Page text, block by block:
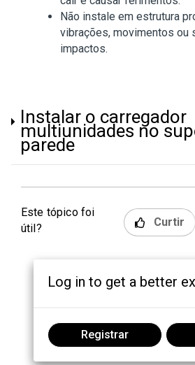
Não instale em estrutura
vibrações, movimentos ou
impactos.
Instalar o carregador
multiunidades no
parede
Este tópico foi
útil?
Curtir
Log in to get a better
Registrar